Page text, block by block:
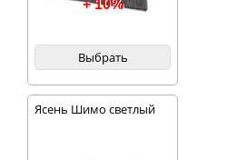
+ 10%
Выбрать
Ясень Шимо светлый